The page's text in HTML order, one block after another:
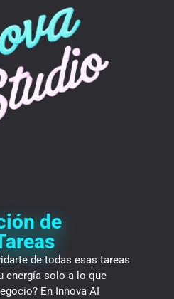
de
de todas esas tareas
energía solo a lo que
En Innova AI